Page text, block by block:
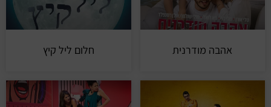
אהבה מודרנית חלום ליל קיץ